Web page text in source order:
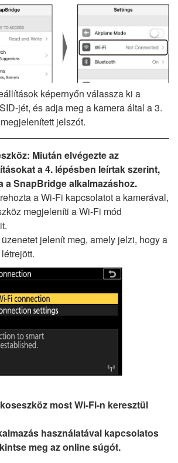
képernyőn válassza ki a
jét, és adja meg a kamera által a 3.
jelszót.
Miután elvégezte az
a 4. lépésben leírtak szerint,
a SnapBridge alkalmazáshoz.
a Wi-Fi kapcsolatot a kamerával,
megjeleníti a Wi-Fi mód
jelenít meg, amely jelzi, hogy a
most Wi-Fi-n keresztül
használatával kapcsolatos
meg az online súgót.